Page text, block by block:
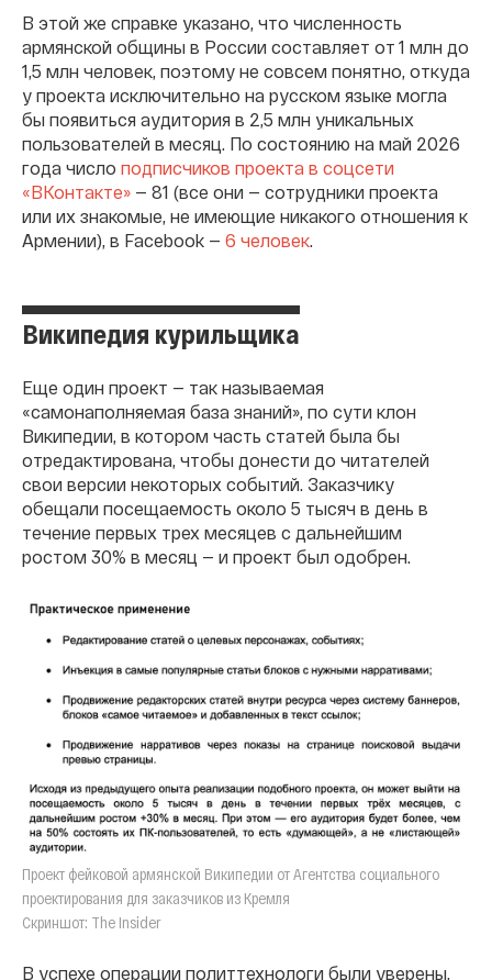
В этой же справке указано, что численность
армянской общины в России составляет от 1 млн до
1,5 млн человек, поэтому не совсем понятно, откуда
у проекта исключительно на русском языке могла
бы появиться аудитория в 2,5 млн уникальных
пользователей в месяц. По состоянию на май 2026
года число подписчиков проекта в соцсети
«ВКонтакте» — 81 (все они — сотрудники проекта
или их знакомые, не имеющие никакого отношения к
Армении), в Facebook — 6 человек.
Википедия курильщика
Еще один проект — так называемая
«самонаполняемая база знаний», по сути клон
Википедии, в котором часть статей была бы
отредактирована, чтобы донести до читателей
свои версии некоторых событий. Заказчику
обещали посещаемость около 5 тысяч в день в
течение первых трех месяцев с дальнейшим
ростом 30% в месяц — и проект был одобрен.
Проект фейковой армянской Википедии от Агентства социального
проектирования для заказчиков из Кремля
Скриншот: The Insider
В успехе операции политтехнологи были уверены,